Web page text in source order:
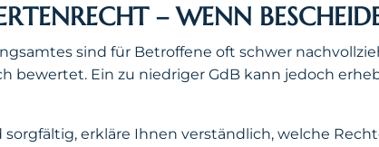
– WENN
sind für Betroffene oft schwer
bewertet. Ein zu niedriger GdB kann jedoch
erkläre Ihnen verständlich, welche